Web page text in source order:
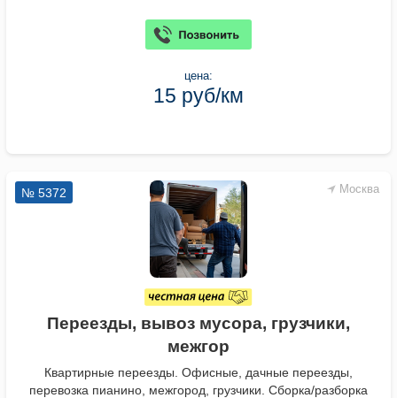
цена:
15 руб/км
Москва
№ 5372
Переезды, вывоз мусора, грузчики,
межгор
Квартирные переезды. Офисные, дачные переезды,
перевозка пианино, межгород, грузчики. Сборка/разборка